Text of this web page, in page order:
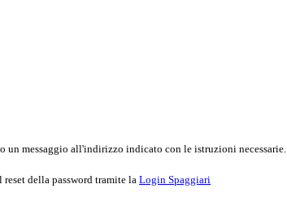
un messaggio all'indirizzo indicato con le istruzioni necessarie.
della password tramite la Login Spaggiari